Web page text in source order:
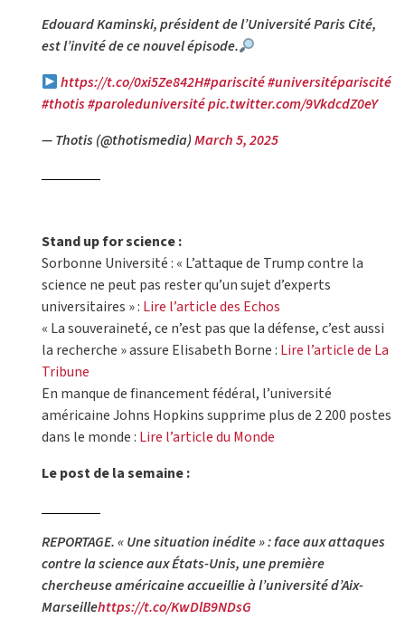
Edouard Kaminski, président de l’Université Paris Cité,
est l’invité de ce nouvel épisode.
https://t.co/0xi5Ze842H#pariscité#universitépariscité
#thotis#paroleduniversitépic.twitter.com/9VkdcdZ0eY
— Thotis (@thotismedia)March 5, 2025
Stand up for science :
Sorbonne Université : « L’attaque de Trump contre la
science ne peut pas rester qu’un sujet d’experts
universitaires » : Lire l’article des Echos
« La souveraineté, ce n’est pas que la défense, c’est aussi
la recherche » assure Elisabeth Borne : Lire l’article de La
Tribune
En manque de financement fédéral, l’université
américaine Johns Hopkins supprime plus de 2 200 postes
dans le monde : Lire l’article du Monde
Le post de la semaine :
REPORTAGE. « Une situation inédite » : face aux attaques
contre la science aux États-Unis, une première
chercheuse américaine accueillie à l’université d’Aix-
Marseillehttps://t.co/KwDlB9NDsG